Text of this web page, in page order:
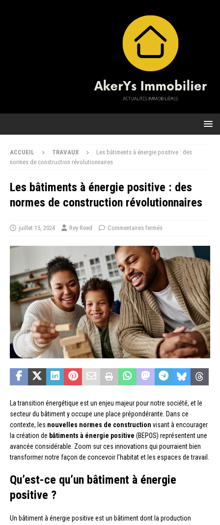
ACCUEIL TRAVAUX
Les bâtiments à énergie positive : des
normes de construction révolutionnaires
Les bâtiments à énergie positive : des
normes de construction révolutionnaires
juillet 15, 2024 Rey Reed Commentaires fermés
La transition énergétique est un enjeu majeur pour notre société, et le
secteur du bâtiment y occupe une place prépondérante. Dans ce
contexte, les nouvelles normes de construction visant à encourager
la création de bâtiments à énergie positive (BEPOS) représentent une
avancée considérable. Zoom sur ces innovations qui pourraient bien
transformer notre façon de concevoir l’habitat et les espaces de travail.
Qu’est-ce qu’un bâtiment à énergie
positive ?
Un bâtiment à énergie positive est un bâtiment dont la production